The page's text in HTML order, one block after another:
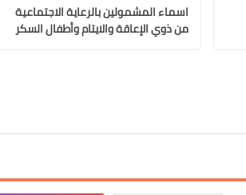
اسماء المشمولين بالرعاية الاجتماعية
من ذوي الإعاقة والايتام وأطفال السكر